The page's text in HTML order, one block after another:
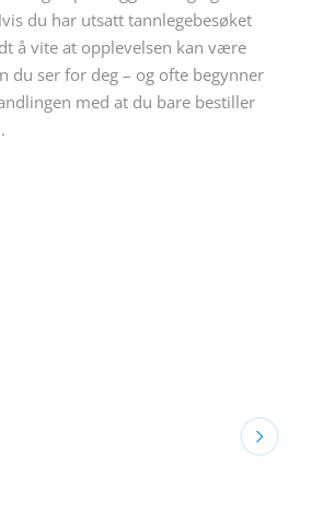
du har utsatt tannlegebesøket
å vite at opplevelsen kan være
du ser for deg – og ofte begynner
med at du bare bestiller